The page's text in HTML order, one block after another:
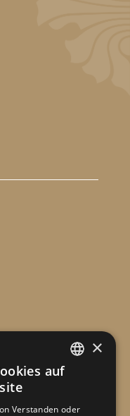
DEFAULT LANGUAGE
GERMAN
×
auf
Verstanden oder